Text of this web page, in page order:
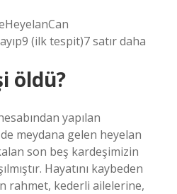
(ilk tespit)7 satır daha
öldü?
yapılan
meydana gelen heyelan
son beş kardeşimizin
Hayatını kaybeden
rahmet, kederli ailelerine,